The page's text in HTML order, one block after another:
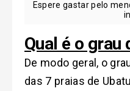
Espere gastar pelo
Qual é o grau
De modo geral, o
das 7 praias de